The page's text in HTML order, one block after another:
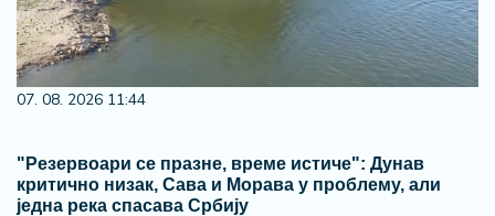
07. 08. 2026 11:44
"Резервоари се празне, време истиче": Дунав
критично низак, Сава и Морава у проблему, али
једна река спасава Србију